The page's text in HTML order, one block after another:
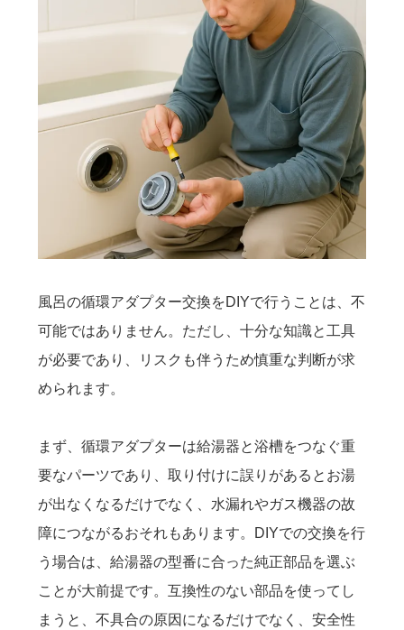
風呂の循環アダプター交換をDIYで行うことは、不
可能ではありません。ただし、十分な知識と工具
が必要であり、リスクも伴うため慎重な判断が求
められます。
まず、循環アダプターは給湯器と浴槽をつなぐ重
要なパーツであり、取り付けに誤りがあるとお湯
が出なくなるだけでなく、水漏れやガス機器の故
障につながるおそれもあります。DIYでの交換を行
う場合は、給湯器の型番に合った純正部品を選ぶ
ことが大前提です。互換性のない部品を使ってし
まうと、不具合の原因になるだけでなく、安全性